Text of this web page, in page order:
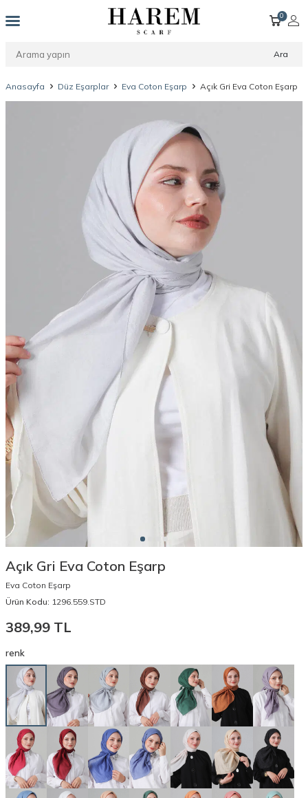
Ara
0
Anasayfa Düz Eşarplar Eva Coton Eşarp Açık Gri Eva Coton Eşarp
Açık Gri Eva Coton Eşarp
Eva Coton Eşarp
Ürün Kodu: 1296.559.STD
389,99 TL
renk